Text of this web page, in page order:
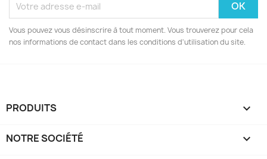
Vous pouvez vous désinscrire à tout moment. Vous trouverez pour cela
nos informations de contact dans les conditions d'utilisation du site.
PRODUITS 
NOTRE SOCIÉTÉ 